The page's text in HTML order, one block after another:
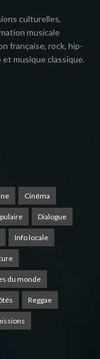
culturelles,
musicale
française, rock, hip-
musique classique.
Cinéma
Dialogue
Info locale
du monde
Reggae